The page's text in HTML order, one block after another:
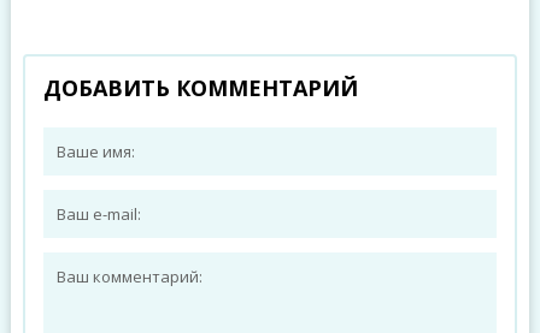
ДОБАВИТЬ КОММЕНТАРИЙ